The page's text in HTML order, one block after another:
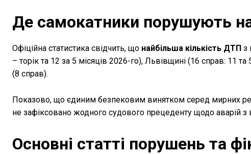
Де самокатники порушують
Офіційна статистика свідчить, що найбільша кількість ДТП з
– торік та 12 за 5 місяців 2026-го), Львівщині (16 справ: 11
(8 справ).
Показово, що єдиним безпековим винятком серед мирних
не зафіксовано жодного судового прецеденту щодо аварій з
Основні статті порушень та